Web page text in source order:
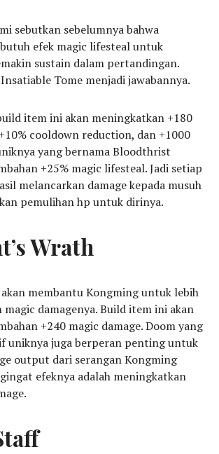
sebutkan sebelumnya bahwa
efek magic lifesteal untuk
sustain dalam pertandingan.
Tome menjadi jawabannya.
item ini akan meningkatkan +180
cooldown reduction, dan +1000
yang bernama Bloodthrist
+25% magic lifesteal. Jadi setiap
melancarkan damage kepada musuh
pemulihan hp untuk dirinya.
Wrath
akan membantu Kongming untuk lebih
magic damagenya. Build item ini akan
+240 magic damage. Doom yang
uniknya juga berperan penting untuk
output dari serangan Kongming
efeknya adalah meningkatkan